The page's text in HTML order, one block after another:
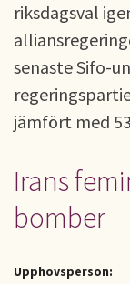
riksdagsval
senaste Sifo-
jämfört med
Irans
bomber
Upphovsperson: